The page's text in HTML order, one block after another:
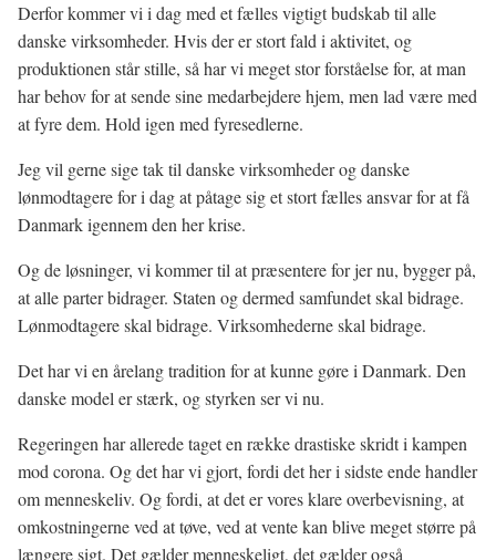
Derfor kommer vi i dag med et fælles vigtigt budskab til alle
danske virksomheder. Hvis der er stort fald i aktivitet, og
produktionen står stille, så har vi meget stor forståelse for, at man
har behov for at sende sine medarbejdere hjem, men lad være med
at fyre dem. Hold igen med fyresedlerne.
Jeg vil gerne sige tak til danske virksomheder og danske
lønmodtagere for i dag at påtage sig et stort fælles ansvar for at få
Danmark igennem den her krise.
Og de løsninger, vi kommer til at præsentere for jer nu, bygger på,
at alle parter bidrager. Staten og dermed samfundet skal bidrage.
Lønmodtagere skal bidrage. Virksomhederne skal bidrage.
Det har vi en årelang tradition for at kunne gøre i Danmark. Den
danske model er stærk, og styrken ser vi nu.
Regeringen har allerede taget en række drastiske skridt i kampen
mod corona. Og det har vi gjort, fordi det her i sidste ende handler
om menneskeliv. Og fordi, at det er vores klare overbevisning, at
omkostningerne ved at tøve, ved at vente kan blive meget større på
længere sigt. Det gælder menneskeligt, det gælder også